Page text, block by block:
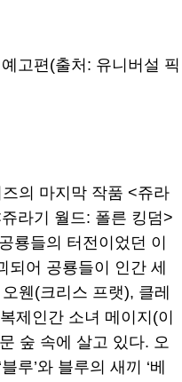
고편(출처: 유니버설 픽
즈의 마지막 작품 <쥬라
라기 월드: 폴른 킹덤>
룡들의 터전이었던 이
어 공룡들이 인간 세
웬(크리스 프랫), 클레
제인간 소녀 메이지(이
숲 속에 살고 있다. 오
루’와 블루의 새끼 ‘베